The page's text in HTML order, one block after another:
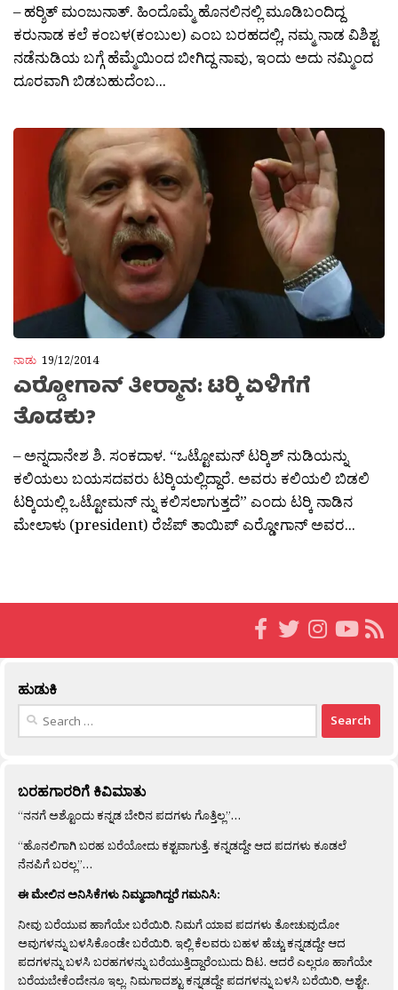
– ಹರ‍್ಶಿತ್ ಮಂಜುನಾತ್. ಹಿಂದೊಮ್ಮೆ ಹೊನಲಿನಲ್ಲಿ ಮೂಡಿಬಂದಿದ್ದ
ಕರುನಾಡ ಕಲೆ ಕಂಬಳ(ಕಂಬುಲ) ಎಂಬ ಬರಹದಲ್ಲಿ, ನಮ್ಮ ನಾಡ ವಿಶಿಶ್ಟ
ನಡೆನುಡಿಯ ಬಗ್ಗೆ ಹೆಮ್ಮೆಯಿಂದ ಬೀಗಿದ್ದ ನಾವು, ಇಂದು ಅದು ನಮ್ಮಿಂದ
ದೂರವಾಗಿ ಬಿಡಬಹುದೆಂಬ...
ನಾಡು 19/12/2014
ಎರ‍್ಡೋಗಾನ್ ತೀರ‍್ಮಾನ: ಟರ‍್ಕಿ ಏಳಿಗೆಗೆ
ತೊಡಕು?
– ಅನ್ನದಾನೇಶ ಶಿ. ಸಂಕದಾಳ. “ಒಟ್ಟೋಮನ್ ಟರ‍್ಕಿಶ್ ನುಡಿಯನ್ನು
ಕಲಿಯಲು ಬಯಸದವರು ಟರ‍್ಕಿಯಲ್ಲಿದ್ದಾರೆ. ಅವರು ಕಲಿಯಲಿ ಬಿಡಲಿ
ಟರ‍್ಕಿಯಲ್ಲಿ ಒಟ್ಟೋಮನ್ ನ್ನು ಕಲಿಸಲಾಗುತ್ತದೆ” ಎಂದು ಟರ‍್ಕಿ ನಾಡಿನ
ಮೇಲಾಳು (president) ರೆಜೆಪ್ ತಾಯಿಪ್ ಎರ‍್ಡೋಗಾನ್ ಅವರ...
ಹುಡುಕಿ
Search
ಬರಹಗಾರರಿಗೆ ಕಿವಿಮಾತು
“ನನಗೆ ಅಶ್ಟೊಂದು ಕನ್ನಡ ಬೇರಿನ ಪದಗಳು ಗೊತ್ತಿಲ್ಲ”…
“ಹೊನಲಿಗಾಗಿ ಬರಹ ಬರೆಯೋದು ಕಶ್ಟವಾಗುತ್ತೆ. ಕನ್ನಡದ್ದೇ ಆದ ಪದಗಳು ಕೂಡಲೆ
ನೆನಪಿಗೆ ಬರಲ್ಲ”…
ಈ ಮೇಲಿನ ಅನಿಸಿಕೆಗಳು ನಿಮ್ಮದಾಗಿದ್ದರೆ ಗಮನಿಸಿ:
ನೀವು ಬರೆಯುವ ಹಾಗೆಯೇ ಬರೆಯಿರಿ. ನಿಮಗೆ ಯಾವ ಪದಗಳು ತೋಚುವುದೋ
ಅವುಗಳನ್ನು ಬಳಸಿಕೊಂಡೇ ಬರೆಯಿರಿ. ಇಲ್ಲಿ ಕೆಲವರು ಬಹಳ ಹೆಚ್ಚು ಕನ್ನಡದ್ದೇ ಆದ
ಪದಗಳನ್ನು ಬಳಸಿ ಬರಹಗಳನ್ನು ಬರೆಯುತ್ತಿದ್ದಾರೆಂಬುದು ದಿಟ. ಆದರೆ ಎಲ್ಲರೂ ಹಾಗೆಯೇ
ಬರೆಯಬೇಕೆಂದೇನೂ ಇಲ್ಲ. ನಿಮಗಾದಶ್ಟು ಕನ್ನಡದ್ದೇ ಪದಗಳನ್ನು ಬಳಸಿ ಬರೆಯಿರಿ, ಅಶ್ಟೇ.